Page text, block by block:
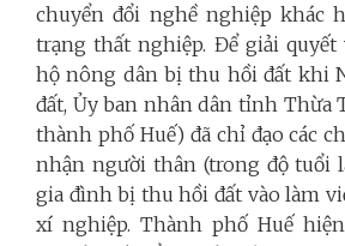
chuyển đổi nghề nghiệp khác
trạng thất nghiệp. Để giải quyết
hộ nông dân bị thu hồi đất khi
đất, Ủy ban nhân dân tỉnh Thừa
thành phố Huế) đã chỉ đạo các
nhận người thân (trong độ tuổi
gia đình bị thu hồi đất vào làm
xí nghiệp. Thành phố Huế